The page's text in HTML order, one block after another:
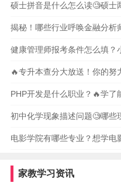
硕士拼音是什么怎么读🧐硕士
揭秘！哪些行业呼唤金融分析
健康管理师报考条件怎么填？
🔥专升本查分大放送！你的努
PHP开发是什么职业？🔥学了
初中化学现象描述问题🧐哪些
电影学院有哪些专业？想学电
家教学习资讯